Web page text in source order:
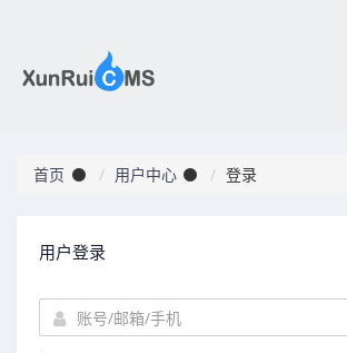
首页 用户中心 登录
用户登录